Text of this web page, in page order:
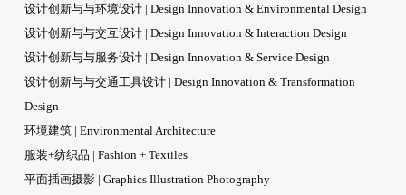
设计创新与与环境设计 | Design Innovation & Environmental Design
设计创新与与交互设计 | Design Innovation & Interaction Design
设计创新与与服务设计 | Design Innovation & Service Design
设计创新与与交通工具设计 | Design Innovation & Transformation
Design
环境建筑 | Environmental Architecture
服装+纺织品 | Fashion + Textiles
平面插画摄影 | Graphics Illustration Photography